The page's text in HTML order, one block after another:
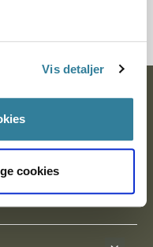
Vis detaljer
cookies